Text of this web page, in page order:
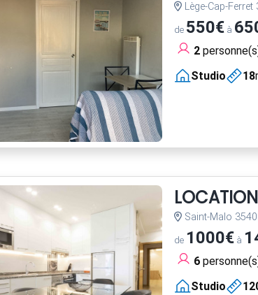
Lège-Cap-Ferret
de 550€à
2
Studio
18
Saint-Malo
de 1000€à
6
Studio